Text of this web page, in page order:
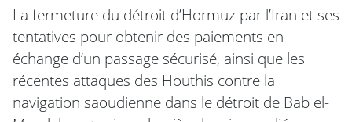
La fermeture du détroit d’Hormuz par l’Iran et ses
tentatives pour obtenir des paiements en
échange d’un passage sécurisé, ainsi que les
récentes attaques des Houthis contre la
navigation saoudienne dans le détroit de Bab el-